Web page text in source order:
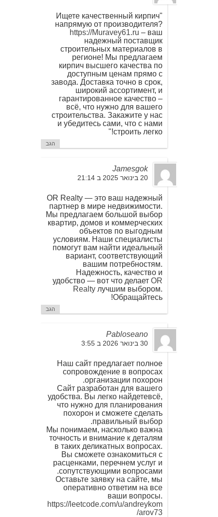
"Ищете качественный кирпич
напрямую от производителя?
https://Muravey61.ru – ваш
надежный поставщик
строительных материалов в
регионе! Мы предлагаем
кирпич высшего качества по
доступным ценам прямо с
завода. Доставка точно в срок,
широкий ассортимент, и
гарантированное качество –
всё, что нужно для вашего
строительства. Закажите у нас
и убедитесь сами, что с нами
строить легко!"
הגב
Jamesgok
20 בינואר 2025 ב 21:14
OR Realty — это ваш надежный
партнер в мире недвижимости.
Мы предлагаем большой выбор
квартир, домов и коммерческих
объектов по выгодным
условиям. Наши специалисты
помогут вам найти идеальный
вариант, соответствующий
вашим потребностям.
Надежность, качество и
удобство — вот что делает OR
Realty лучшим выбором.
Обращайтесь!
הגב
Pabloseano
30 בינואר 2026 ב 3:55
Наш сайт предлагает полное
сопровождение в вопросах
организации похорон.
Сайт разработан для вашего
удобства. Вы легко найдетевсё,
что нужно для планирования
похорон и сможете сделать
правильный выбор.
Мы понимаем, насколько важна
точность и внимание к деталям
в таких деликатных вопросах.
Вы сможете ознакомиться с
расценками, перечнем услуг и
сопутствующими вопросами.
Оставьте заявку на сайте, мы
оперативно ответим на все
ваши вопросы.
https://leetcode.com/u/andreykom
arov73/